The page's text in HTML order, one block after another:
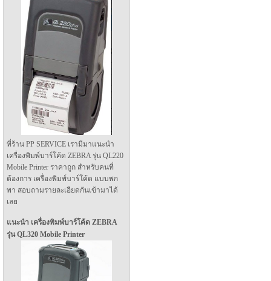
ที่ร้าน PP SERVICE เรามีมาแนะนำ
เครื่องพิมพ์บาร์โค้ด ZEBRA รุ่น QL220
Mobile Printer ราคาถูก สำหรับคนที่
ต้องการ เครื่องพิมพ์บาร์โค้ด แบบพก
พา สอบถามรายละเอียดกันเข้ามาได้
เลย
แนะนำ เครื่องพิมพ์บาร์โค้ด ZEBRA
รุ่น QL320 Mobile Printer